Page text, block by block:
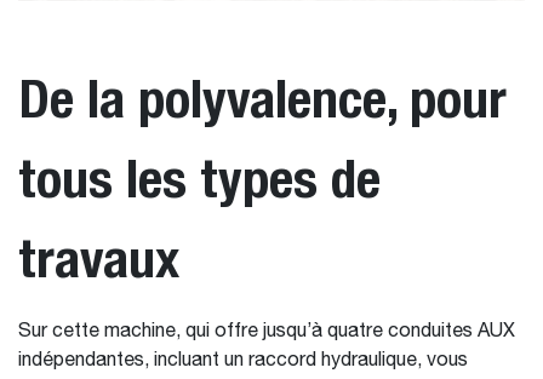
De la polyvalence, pour
tous les types de
travaux
Sur cette machine, qui offre jusqu’à quatre conduites AUX
indépendantes, incluant un raccord hydraulique, vous